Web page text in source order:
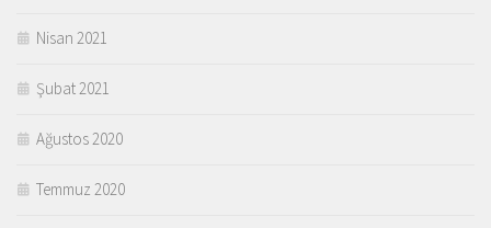
Nisan 2021
Şubat 2021
Ağustos 2020
Temmuz 2020